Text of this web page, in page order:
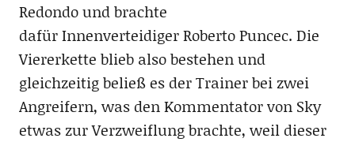
Redondo und brachte
dafür Innenverteidiger Roberto Puncec. Die
Viererkette blieb also bestehen und
gleichzeitig beließ es der Trainer bei zwei
Angreifern, was den Kommentator von Sky
etwas zur Verzweiflung brachte, weil dieser